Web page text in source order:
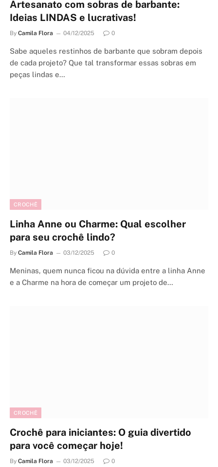
Artesanato com sobras de barbante:
Ideias LINDAS e lucrativas!
By Camila Flora 04/12/2025 0
Sabe aqueles restinhos de barbante que sobram depois
de cada projeto? Que tal transformar essas sobras em
peças lindas e…
CROCHÊ
Linha Anne ou Charme: Qual escolher
para seu crochê lindo?
By Camila Flora 03/12/2025 0
Meninas, quem nunca ficou na dúvida entre a linha Anne
e a Charme na hora de começar um projeto de…
CROCHÊ
Crochê para iniciantes: O guia divertido
para você começar hoje!
By Camila Flora 03/12/2025 0